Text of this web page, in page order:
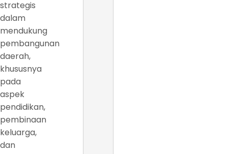
strategis
dalam
mendukung
pembangunan
daerah,
khususnya
pada
aspek
pendidikan,
pembinaan
keluarga,
dan